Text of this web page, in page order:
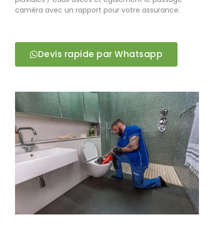
caméra avec un rapport pour votre assurance.
Devis rapide par Whatsapp